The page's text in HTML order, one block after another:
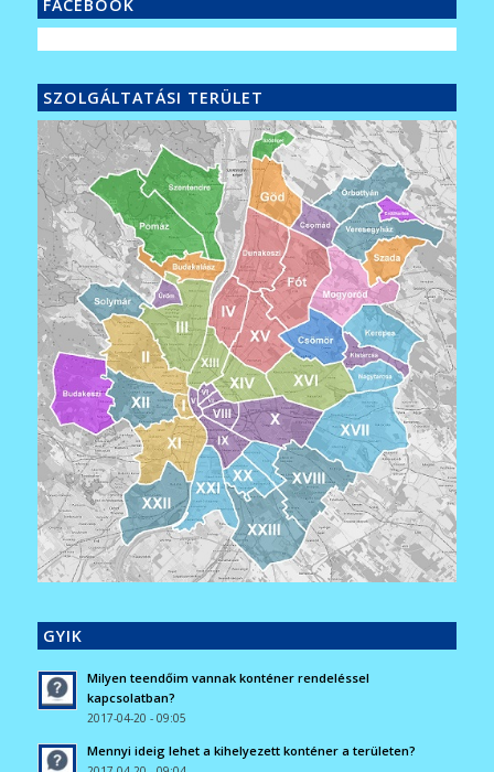
FACEBOOK
SZOLGÁLTATÁSI TERÜLET
GYIK
Milyen teendőim vannak konténer rendeléssel
kapcsolatban?
2017-04-20 - 09:05
Mennyi ideig lehet a kihelyezett konténer a területen?